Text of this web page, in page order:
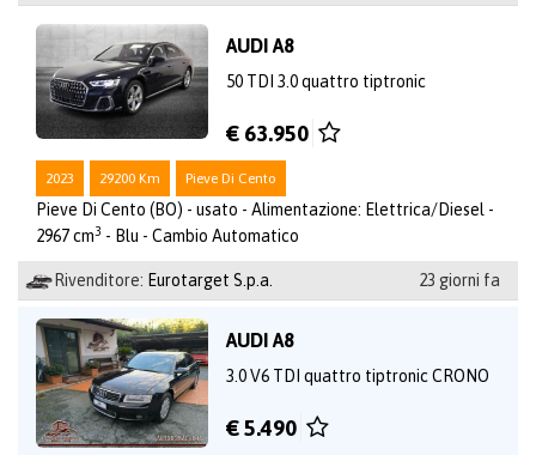
AUDI A8
50 TDI 3.0 quattro tiptronic
€ 63.950
2023 29200 Km Pieve Di Cento
Pieve Di Cento (BO) - usato - Alimentazione: Elettrica/Diesel -
2967 cm3 - Blu - Cambio Automatico
Rivenditore: Eurotarget S.p.a. 23 giorni fa
AUDI A8
3.0 V6 TDI quattro tiptronic CRONO
€ 5.490